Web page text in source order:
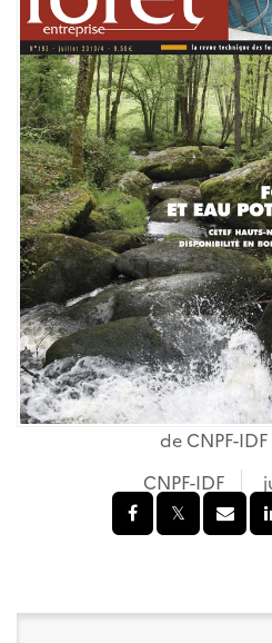
de CNPF-IDF
CNPF-IDF